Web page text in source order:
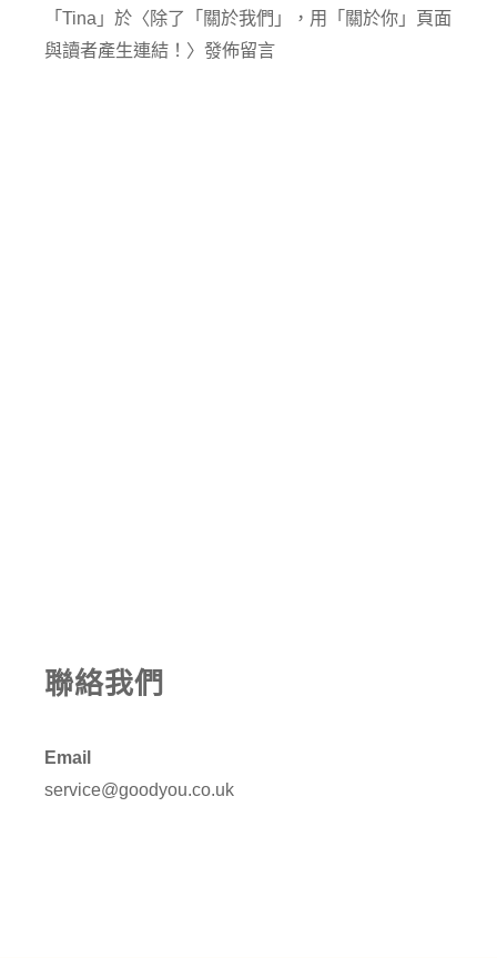
「 Tina 」於〈除了「關於我們」，用「關於你」頁面
與讀者產生連結！ 〉發佈留言
聯絡我們
Email
service@goodyou.co.uk